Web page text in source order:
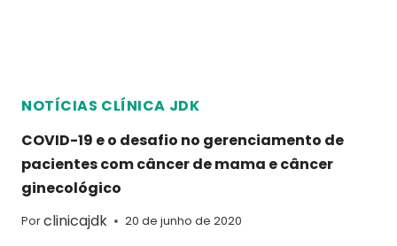
NOTÍCIAS CLÍNICA JDK
COVID-19 e o desafio no gerenciamento de
pacientes com câncer de mama e câncer
ginecológico
Porclinicajdk 20 de junho de 2020